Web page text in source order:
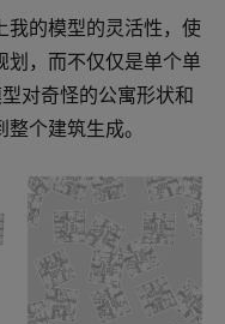
我的模型的灵活性，使
，而不仅仅是单个单
对奇怪的公寓形状和
个建筑生成。